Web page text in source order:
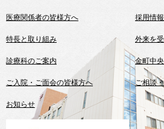
医療関係者の皆様方へ 採用情報
特長と取り組み 外来を
診療科のご案内 金町中
ご入院・ご面会の皆様方へ ご相談
お知らせ